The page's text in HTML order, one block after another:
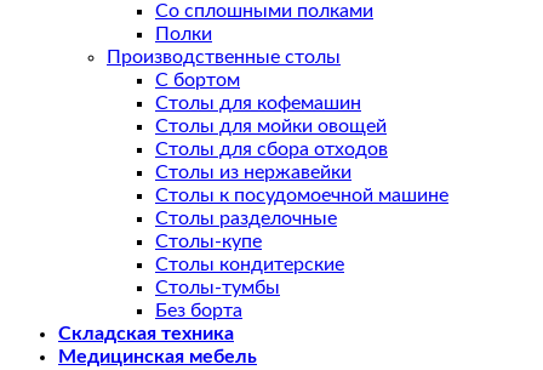
Со сплошными полками
Полки
Производственные столы
С бортом
Столы для кофемашин
Столы для мойки овощей
Столы для сбора отходов
Столы из нержавейки
Столы к посудомоечной машине
Столы разделочные
Столы-купе
Столы кондитерские
Столы-тумбы
Без борта
Складская техника
Медицинская мебель